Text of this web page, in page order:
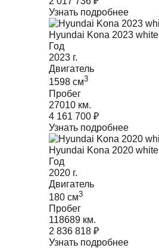
Узнать подробнее
Hyundai Kona 2023 white
Год
2023 г.
Двигатель
1598 cм3
Пробег
27010 км.
4 161 700 ₽
Узнать подробнее
Hyundai Kona 2020 white
Год
2020 г.
Двигатель
180 cм3
Пробег
118689 км.
2 836 818 ₽
Узнать подробнее